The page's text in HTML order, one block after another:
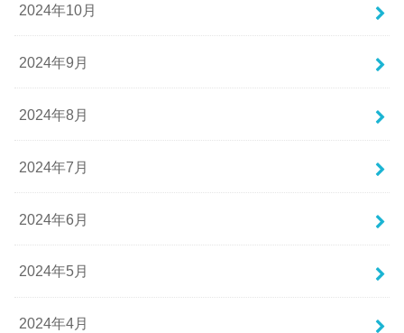
2024年10月
2024年9月
2024年8月
2024年7月
2024年6月
2024年5月
2024年4月